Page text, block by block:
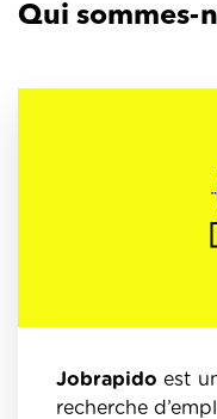
Qui sommes-
Jobrapido est
recherche